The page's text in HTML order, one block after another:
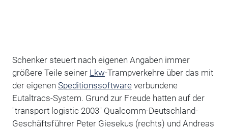
Schenker steuert nach eigenen Angaben immer
größere Teile seiner Lkw-Trampverkehre über das mit
der eigenen Speditionssoftwareverbundene
Eutaltracs-System. Grund zur Freude hatten auf der
"transport logistic 2003" Qualcomm-Deutschland-
Geschäftsführer Peter Giesekus (rechts) und Andreas